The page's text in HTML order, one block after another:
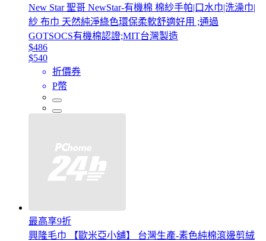
New Star 聖哥 NewStar-有機棉 棉紗手帕|口水巾|洗澡巾|
紗 布巾 天然純淨綠色環保柔軟舒適好用 ;通過
GOTSOCS有機棉認證;MIT台灣製造
$486
$540
折價券
P幣
最高享9折
興隆毛巾 【歐米亞小舖】 台灣生產-素色純棉滾邊剪絨